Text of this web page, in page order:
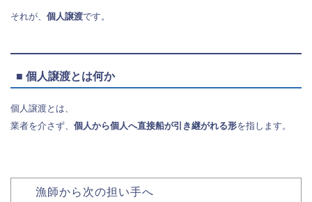
それが、 個人譲渡です。
■ 個人譲渡とは何か
個人譲渡とは、
業者を介さず、 個人から個人へ直接船が引き継がれる形を指します。
漁師から次の担い手へ